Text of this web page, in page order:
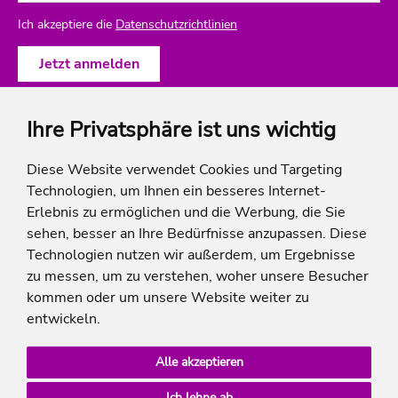
Ihre Privatsphäre ist uns wichtig
Diese Website verwendet Cookies und Targeting
Technologien, um Ihnen ein besseres Internet-
Erlebnis zu ermöglichen und die Werbung, die Sie
sehen, besser an Ihre Bedürfnisse anzupassen. Diese
Technologien nutzen wir außerdem, um Ergebnisse
zu messen, um zu verstehen, woher unsere Besucher
kommen oder um unsere Website weiter zu
entwickeln.
Alle akzeptieren
Ich akzeptiere die Datenschutzrichtlinien
ich-will-familienurlaub
Rechtliches
auf die Summe der Preise der Einzelleistungen.
**Streichpreise beziehen sich auf die ursprünglichen Preise des Reiseveranstalters.